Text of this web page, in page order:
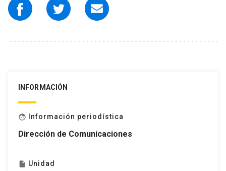
INFORMACIÓN
face Información periodística
Dirección de Comunicaciones
insert_drive_file Unidad